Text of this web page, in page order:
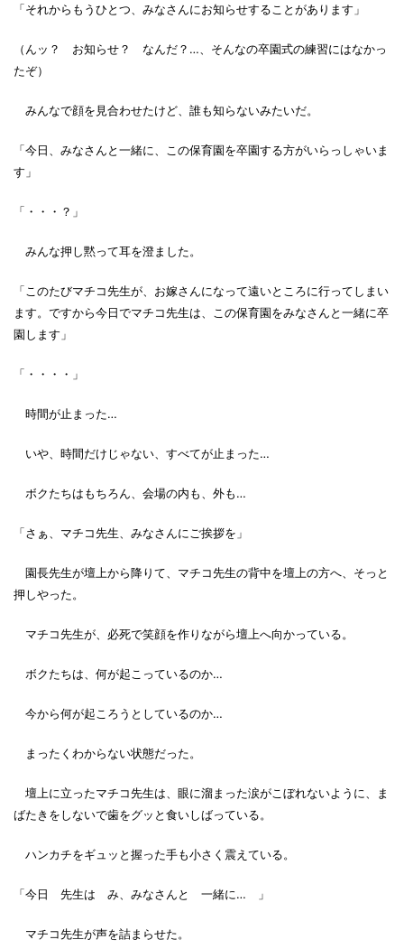
「それからもうひとつ、みなさんにお知らせすることがあります」
（んッ？ お知らせ？ なんだ？…、そんなの卒園式の練習にはなかっ
たぞ）
みんなで顔を見合わせたけど、誰も知らないみたいだ。
「今日、みなさんと一緒に、この保育園を卒園する方がいらっしゃいま
す」
「・・・？」
みんな押し黙って耳を澄ました。
「このたびマチコ先生が、お嫁さんになって遠いところに行ってしまい
ます。ですから今日でマチコ先生は、この保育園をみなさんと一緒に卒
園します」
「・・・・」
時間が止まった…
いや、時間だけじゃない、すべてが止まった…
ボクたちはもちろん、会場の内も、外も…
「さぁ、マチコ先生、みなさんにご挨拶を」
園長先生が壇上から降りて、マチコ先生の背中を壇上の方へ、そっと
押しやった。
マチコ先生が、必死で笑顔を作りながら壇上へ向かっている。
ボクたちは、何が起こっているのか…
今から何が起ころうとしているのか…
まったくわからない状態だった。
壇上に立ったマチコ先生は、眼に溜まった涙がこぼれないように、ま
ばたきをしないで歯をグッと食いしばっている。
ハンカチをギュッと握った手も小さく震えている。
「今日 先生は み、みなさんと 一緒に… 」
マチコ先生が声を詰まらせた。